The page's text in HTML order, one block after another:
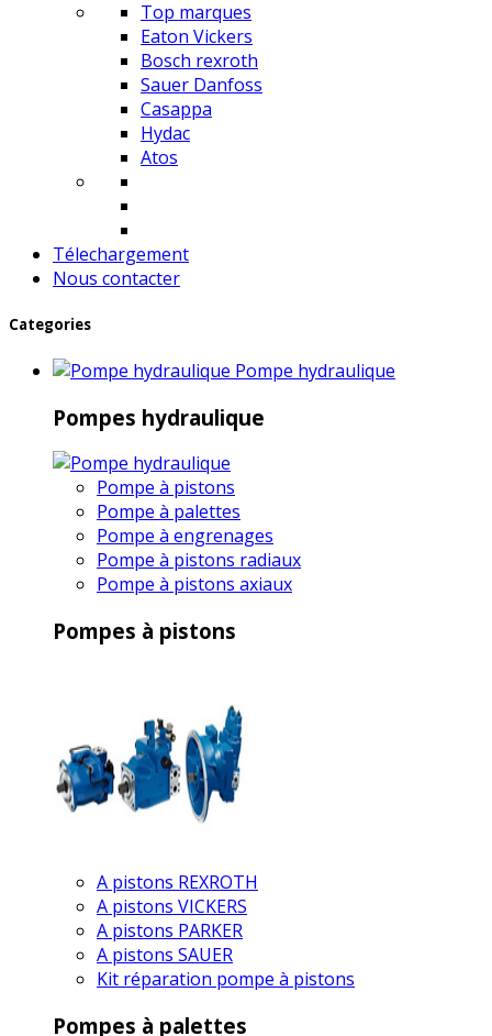
Top marques
Eaton Vickers
Bosch rexroth
Sauer Danfoss
Casappa
Hydac
Atos
Télechargement
Nous contacter
Categories
Pompe hydraulique
Pompes hydraulique
Pompe à pistons
Pompe à palettes
Pompe à engrenages
Pompe à pistons radiaux
Pompe à pistons axiaux
Pompes à pistons
A pistons REXROTH
A pistons VICKERS
A pistons PARKER
A pistons SAUER
Kit réparation pompe à pistons
Pompes à palettes